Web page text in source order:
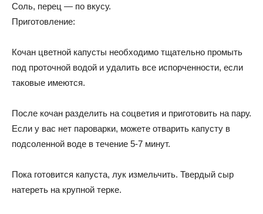
Соль, перец — по вкусу.
Приготовление:
Кочан цветной капусты необходимо тщательно промыть
под проточной водой и удалить все испорченности, если
таковые имеются.
После кочан разделить на соцветия и приготовить на пару.
Если у вас нет пароварки, можете отварить капусту в
подсоленной воде в течение 5-7 минут.
Пока готовится капуста, лук измельчить. Твердый сыр
натереть на крупной терке.